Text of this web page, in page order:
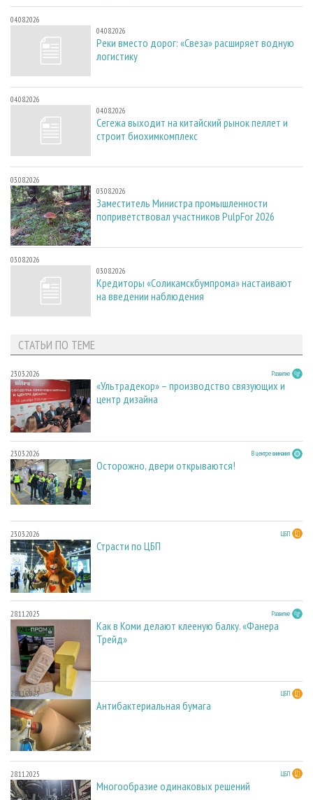
04.08.2026
04.08.2026
Реки вместо дорог: «Свеза» расширяет водную
логистику
04.08.2026
04.08.2026
Сегежа выходит на китайский рынок пеллет и
строит биохимкомплекс
03.08.2026
03.08.2026
Заместитель Министра промышленности
поприветствовал участников PulpFor 2026
03.08.2026
03.08.2026
Кредиторы «Соликамскбумпрома» настаивают
на введении наблюдения
СТАТЬИ ПО ТЕМЕ
23.03.2026 Развитие
«Ультрадекор» – производство связующих и
центр дизайна
23.03.2026 В центре внимания
Осторожно, двери открываются!
23.03.2026 ЦБП
Страсти по ЦБП
28.11.2025 Развитие
Как в Коми делают клееную балку. «Фанера
Трейд»
28.11.2025 ЦБП
Антибактериальная бумага
28.11.2025 ЦБП
Многообразие одинаковых решений